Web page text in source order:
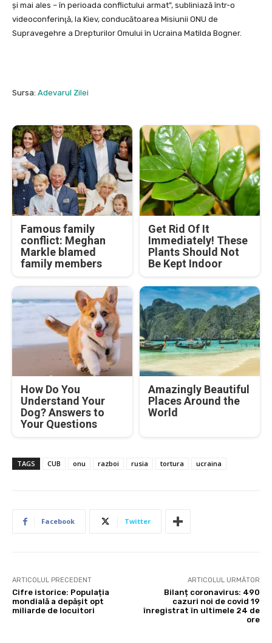
şi mai ales – în perioada conflictului armat”, subliniază într-o
videoconferinţă, la Kiev, conducătoarea Misiunii ONU de
Supravegehre a Drepturilor Omului în Ucraina Matilda Bogner.
Sursa: Adevarul Zilei
Famous family
conflict: Meghan
Markle blamed
family members
Get Rid Of It
Immediately! These
Plants Should Not
Be Kept Indoor
How Do You
Understand Your
Dog? Answers to
Your Questions
Amazingly Beautiful
Places Around the
World
TAGS CUB onu razboi rusia tortura ucraina
Facebook Twitter
ARTICOLUL PRECEDENT
Cifre istorice: Populația
mondială a depășit opt
miliarde de locuitori
ARTICOLUL URMĂTOR
Bilanț coronavirus: 490
cazuri noi de covid 19
înregistrat în ultimele 24 de
ore